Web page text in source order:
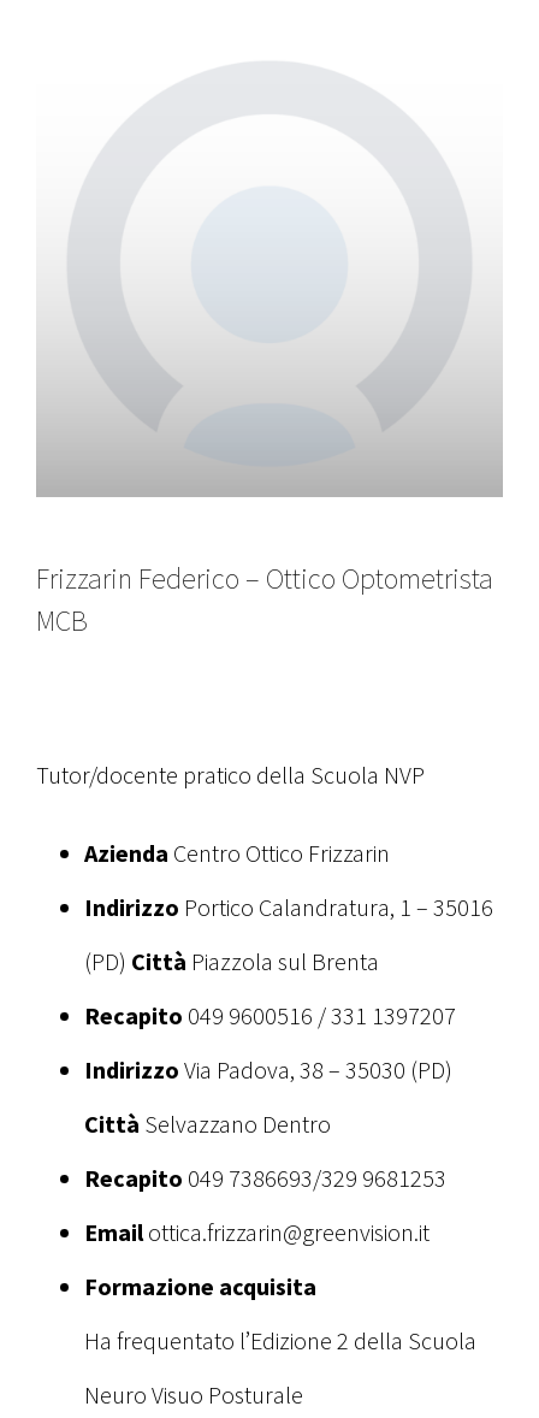
Frizzarin Federico – Ottico Optometrista
MCB
Tutor/docente pratico della Scuola NVP
Azienda Centro Ottico Frizzarin
Indirizzo Portico Calandratura, 1 – 35016
(PD) Città Piazzola sul Brenta
Recapito 049 9600516 / 331 1397207
Indirizzo Via Padova, 38 – 35030 (PD)
Città Selvazzano Dentro
Recapito 049 7386693/329 9681253
Emailottica.frizzarin@greenvision.it
Formazione acquisita
Ha frequentato l’Edizione 2 della Scuola
Neuro Visuo Posturale